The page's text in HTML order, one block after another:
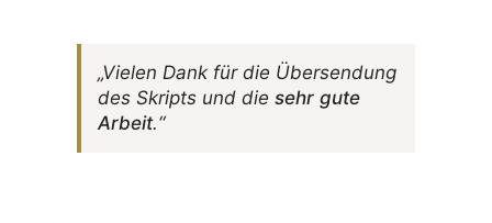
„Vielen Dank für die Über­sen­dung
des Skripts und die sehr gute
Arbeit.“